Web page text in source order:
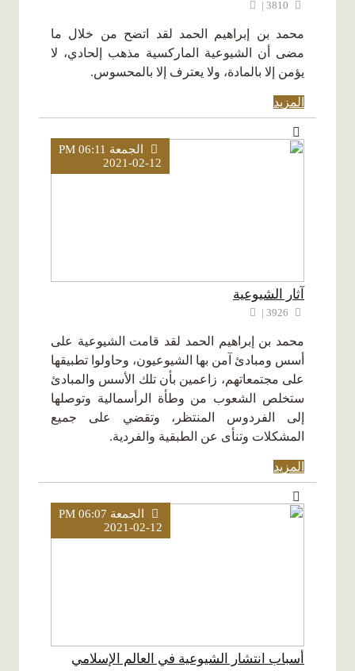
محمد بن إبراهيم الحمد لقد اتضح من خلال ما
مضى أن الشيوعية الماركسية مذهب إلحادي، لا
يؤمن إلا بالمادة، ولا يعترف إلا بالمحسوس.
المزيد
الجمعة PM 06:11
2021-02-12
آثار الشيوعية
محمد بن إبراهيم الحمد لقد قامت الشيوعية على
أسس ومبادئ آمن بها الشيوعيون، وحاولوا تطبيقها
على مجتمعاتهم، زاعمين بأن تلك الأسس والمبادئ
ستخلص الشعوب من وطأة الرأسمالية وتوصلها
إلى الفردوس المنتظر، وتقضي على جميع
المشكلات وتنأى عن الطبقية والفردية.
المزيد
الجمعة PM 06:07
2021-02-12
أسباب انتشار الشيوعية في العالم الإسلامي